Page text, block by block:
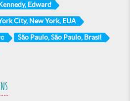
Edward
City, New York, EUA
São Paulo, São Paulo, Brasil